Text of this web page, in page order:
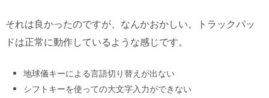
それは良かったのですが、なんかおかしい。トラックパッ
ドは正常に動作しているような感じです。
地球儀キーによる言語切り替えが出ない
シフトキーを使っての大文字入力ができない